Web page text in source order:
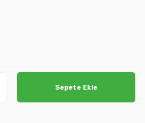
Sepete Ekle